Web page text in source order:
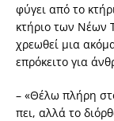
φύγει από το
κτήριο των Νέων
χρεωθεί μια
επρόκειτο για
– «Θέλω πλήρη
πει, αλλά το